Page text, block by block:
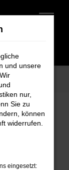
und unsere
nur,
Sie zu
können
widerrufen.
eingesetzt: